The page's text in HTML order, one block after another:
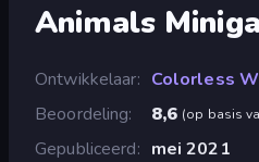
Animals
Ontwikkelaar
Colorless
Beoordeling
8,6 (op basis
Gepubliceerd
mei 2021